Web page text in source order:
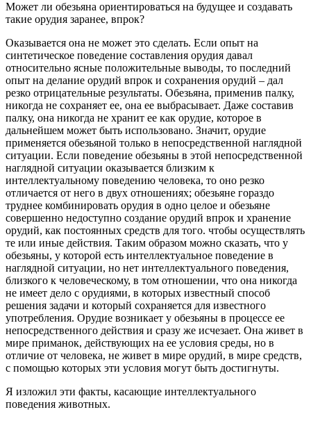
Может ли обезьяна ориентироваться на будущее и создавать
такие орудия заранее, впрок?
Оказывается она не может это сделать. Если опыт на
синтетическое поведение составления орудия давал
относительно ясные положительные выводы, то последний
опыт на делание орудий впрок и сохранения орудий – дал
резко отрицательные результаты. Обезьяна, применив палку,
никогда не сохраняет ее, она ее выбрасывает. Даже составив
палку, она никогда не хранит ее как орудие, которое в
дальнейшем может быть использовано. Значит, орудие
применяется обезьяной только в непосредственной наглядной
ситуации. Если поведение обезьяны в этой непосредственной
наглядной ситуации оказывается близким к
интеллектуальному поведению человека, то оно резко
отличается от него в двух отношениях; обезьяне гораздо
труднее комбинировать орудия в одно целое и обезьяне
совершенно недоступно создание орудий впрок и хранение
орудий, как постоянных средств для того. чтобы осуществлять
те или иные действия. Таким образом можно сказать, что у
обезьяны, у которой есть интеллектуальное поведение в
наглядной ситуации, но нет интеллектуального поведения,
близкого к человеческому, в том отношении, что она никогда
не имеет дело с орудиями, в которых известный способ
решения задачи и который сохраняется для известного
употребления. Орудие возникает у обезьяны в процессе ее
непосредственного действия и сразу же исчезает. Она живет в
мире приманок, действующих на ее условия среды, но в
отличие от человека, не живет в мире орудий, в мире средств,
с помощью которых эти условия могут быть достигнуты.
Я изложил эти факты, касающие интеллектуального
поведения животных.